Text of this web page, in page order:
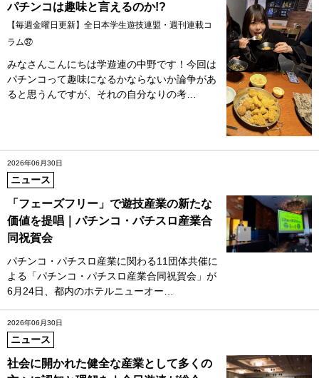
パチンコは趣味と言えるのか!?
【毎週金曜日更新】全日本学生遊技連盟・週刊連載コ
ラム㊲
みなさんこんにちは学遊連の中野です！今回は
パチンコって趣味になるかならないか論争があ
ると思うんですが、それの自分なりの考…
2026年06月30日
ニュース
「フェーズフリー」で遊技産業の新たな
価値を提唱｜パチンコ・パチスロ産業合
同祝賀会
パチンコ・パチスロ産業に関わる11団体共催に
よる「パチンコ・パチスロ産業合同祝賀会」が
6月24日、都内のホテルニューオー…
2026年06月30日
ニュース
社会に開かれた健全な産業として多くの